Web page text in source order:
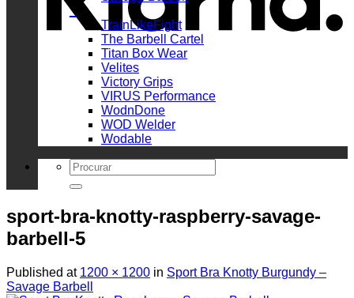
_
TrainLikeFight
The Barbell Cartel
Titan Box Wear
Velites
Victory Grips
VIRUS Performance
WodnDone
WOD Welder
Wodable
Search
for:
sport-bra-knotty-raspberry-savage-
barbell-5
Published at 1200 × 1200 in Sport Bra Knotty Burgundy –
Savage Barbell